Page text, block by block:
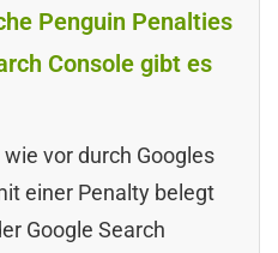
Penguin Penalties
Console gibt es
vor durch Googles
einer Penalty belegt
Google Search